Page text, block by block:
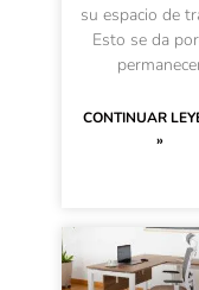
su espacio de
Esto se da
CONTINUAR
»